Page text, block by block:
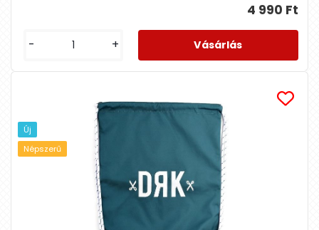
4 990 Ft
- +
Új
Népszerű